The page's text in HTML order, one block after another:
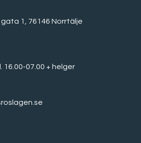
1, 76146 Norrtälje
16.00-07.00 + helger